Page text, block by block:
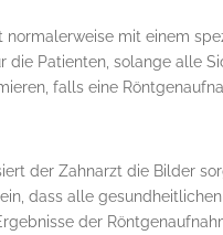
mit einem
Patienten, solange alle
falls eine
der Zahnarzt die Bilder
dass alle
der